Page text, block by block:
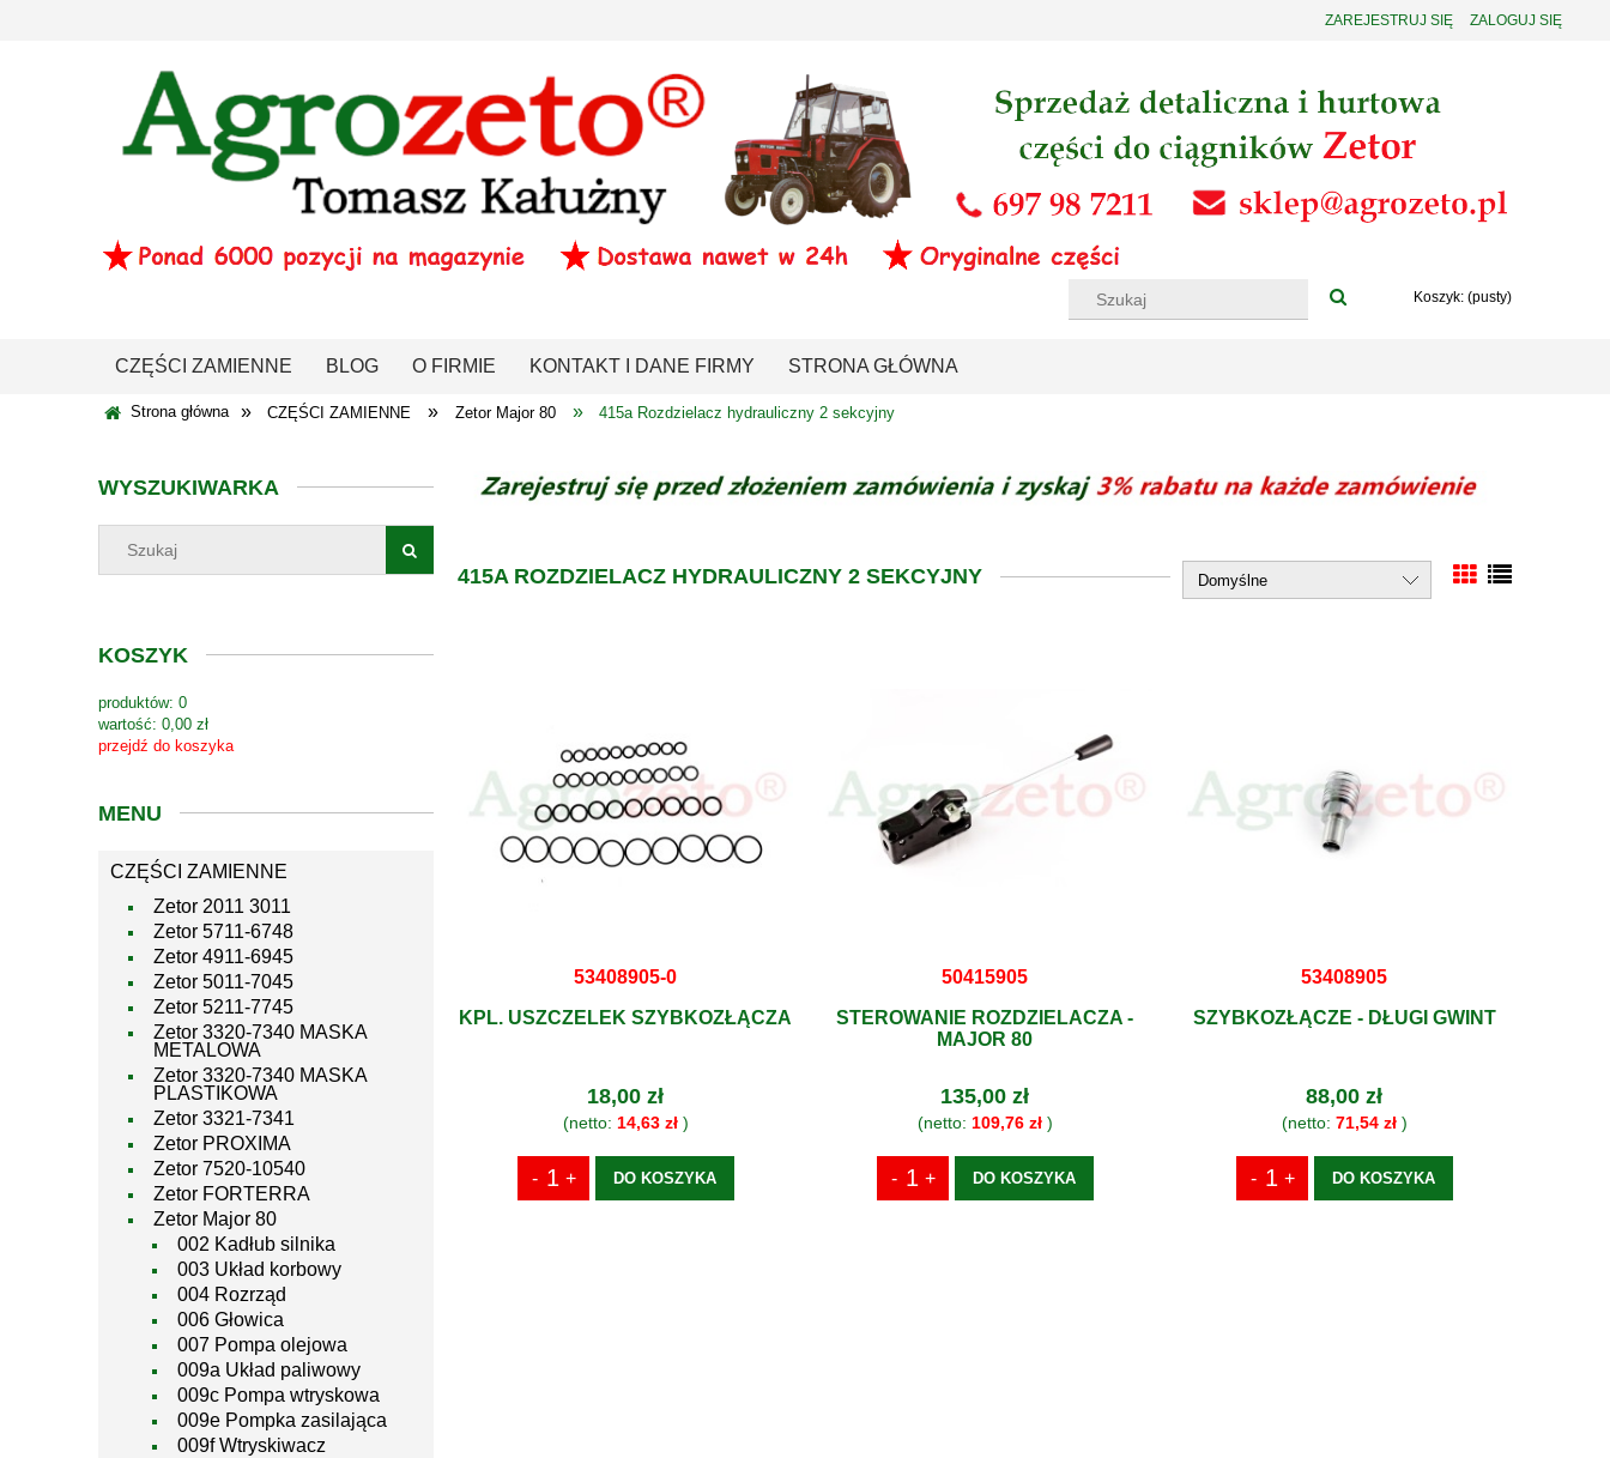
ZAREJESTRUJ SIĘ ZALOGUJ SIĘ
Koszyk: (pusty)
CZĘŚCI ZAMIENNE BLOG O FIRMIE KONTAKT I DANE FIRMY STRONA GŁÓWNA
Strona główna » CZĘŚCI ZAMIENNE » Zetor Major 80 » 415a Rozdzielacz hydrauliczny 2 sekcyjny
WYSZUKIWARKA
KOSZYK
produktów: 0
wartość: 0,00 zł
przejdź do koszyka
MENU
CZĘŚCI ZAMIENNE
Zetor 2011 3011
Zetor 5711-6748
Zetor 4911-6945
Zetor 5011-7045
Zetor 5211-7745
Zetor 3320-7340 MASKA
METALOWA
Zetor 3320-7340 MASKA
PLASTIKOWA
Zetor 3321-7341
Zetor PROXIMA
Zetor 7520-10540
Zetor FORTERRA
Zetor Major 80
002 Kadłub silnika
003 Układ korbowy
004 Rozrząd
006 Głowica
007 Pompa olejowa
009a Układ paliwowy
009c Pompa wtryskowa
009e Pompka zasilająca
009f Wtryskiwacz
415A ROZDZIELACZ HYDRAULICZNY 2 SEKCYJNY
53408905-0
KPL. USZCZELEK SZYBKOZŁĄCZA
18,00 zł
(netto: 14,63 zł)
DO KOSZYKA
50415905
STEROWANIE ROZDZIELACZA -
MAJOR 80
135,00 zł
(netto: 109,76 zł)
DO KOSZYKA
53408905
SZYBKOZŁĄCZE - DŁUGI GWINT
88,00 zł
(netto: 71,54 zł)
DO KOSZYKA